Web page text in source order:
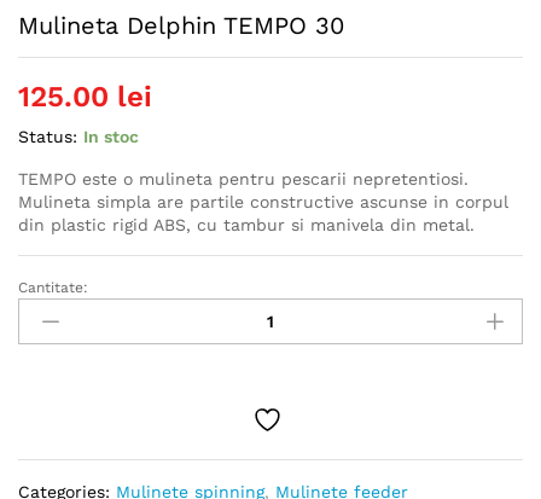
Mulineta Delphin TEMPO 30
125.00 lei
Status: In stoc
TEMPO este o mulineta pentru pescarii nepretentiosi.
Mulineta simpla are partile constructive ascunse in corpul
din plastic rigid ABS, cu tambur si manivela din metal.
Mulineta
Delphin
TEMPO
Cantitate:
Categories: Mulinete spinning, Mulinete feeder